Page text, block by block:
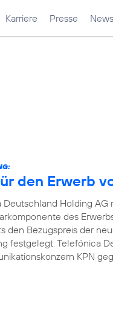
Karriere Presse News
den Erwerb
Holding AG
des
den Bezugspreis der
festgelegt. Telefónica
KPN